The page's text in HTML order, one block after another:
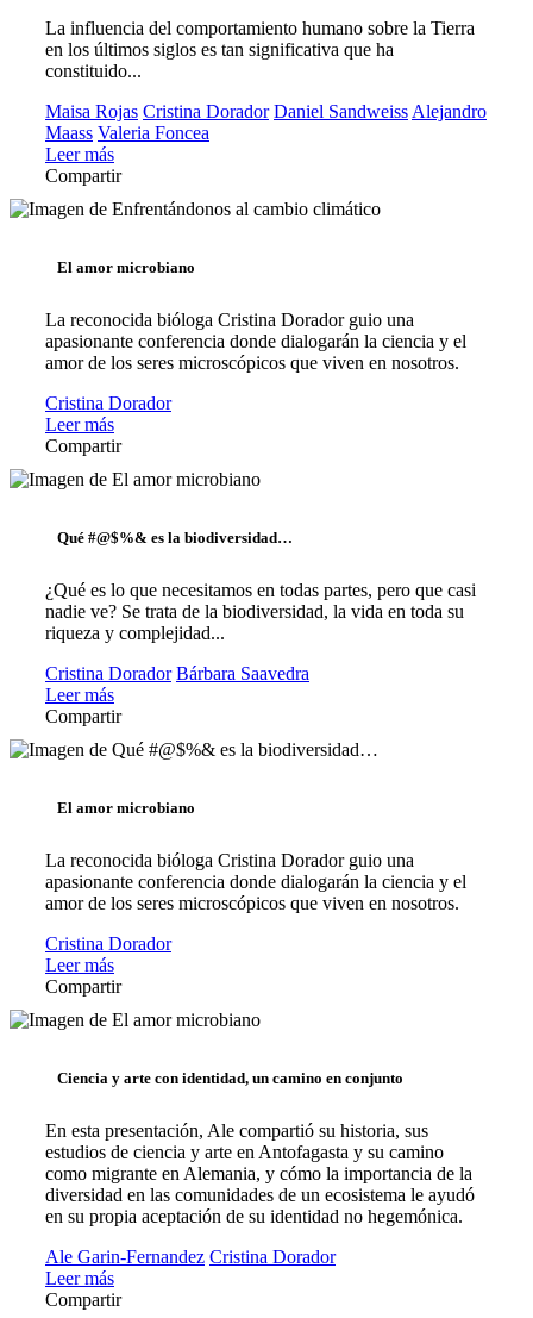
La influencia del comportamiento humano sobre la Tierra
en los últimos siglos es tan significativa que ha
constituido...
Maisa Rojas Cristina Dorador Daniel Sandweiss Alejandro
Maass Valeria Foncea
Leer más
Compartir
El amor microbiano
La reconocida bióloga Cristina Dorador guio una
apasionante conferencia donde dialogarán la ciencia y el
amor de los seres microscópicos que viven en nosotros.
Cristina Dorador
Leer más
Compartir
Qué #@$%& es la biodiversidad…
¿Qué es lo que necesitamos en todas partes, pero que casi
nadie ve? Se trata de la biodiversidad, la vida en toda su
riqueza y complejidad...
Cristina Dorador Bárbara Saavedra
Leer más
Compartir
El amor microbiano
La reconocida bióloga Cristina Dorador guio una
apasionante conferencia donde dialogarán la ciencia y el
amor de los seres microscópicos que viven en nosotros.
Cristina Dorador
Leer más
Compartir
Ciencia y arte con identidad, un camino en conjunto
En esta presentación, Ale compartió su historia, sus
estudios de ciencia y arte en Antofagasta y su camino
como migrante en Alemania, y cómo la importancia de la
diversidad en las comunidades de un ecosistema le ayudó
en su propia aceptación de su identidad no hegemónica.
Ale Garin-Fernandez Cristina Dorador
Leer más
Compartir